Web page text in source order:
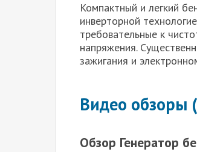
Компактный и легкий
инверторной
требовательные к
напряжения.
зажигания и
Видео обзоры
Обзор Генератор